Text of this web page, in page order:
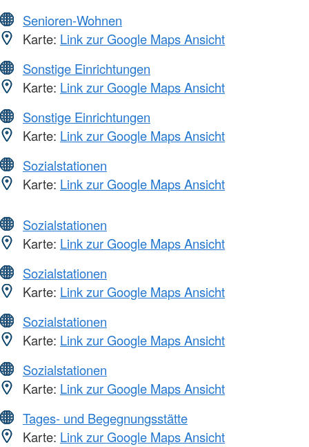
Senioren-Wohnen
Karte: Link zur Google Maps Ansicht
Sonstige Einrichtungen
Karte: Link zur Google Maps Ansicht
Sonstige Einrichtungen
Karte: Link zur Google Maps Ansicht
Sozialstationen
Karte: Link zur Google Maps Ansicht
Sozialstationen
Karte: Link zur Google Maps Ansicht
Sozialstationen
Karte: Link zur Google Maps Ansicht
Sozialstationen
Karte: Link zur Google Maps Ansicht
Sozialstationen
Karte: Link zur Google Maps Ansicht
Tages- und Begegnungsstätte
Karte: Link zur Google Maps Ansicht